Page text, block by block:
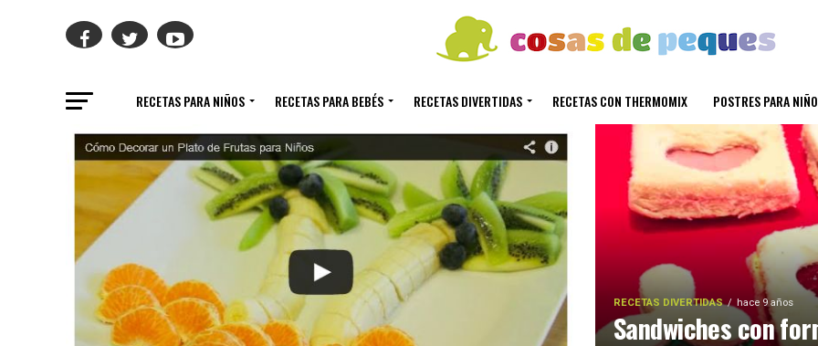
RECETAS PARA NIÑOS RECETAS PARA BEBÉS RECETAS DIVERTIDAS RECETAS CON THERMOMIX POSTRES PARA
RECETAS DIVERTIDAS hace 9 años
Sandwiches con